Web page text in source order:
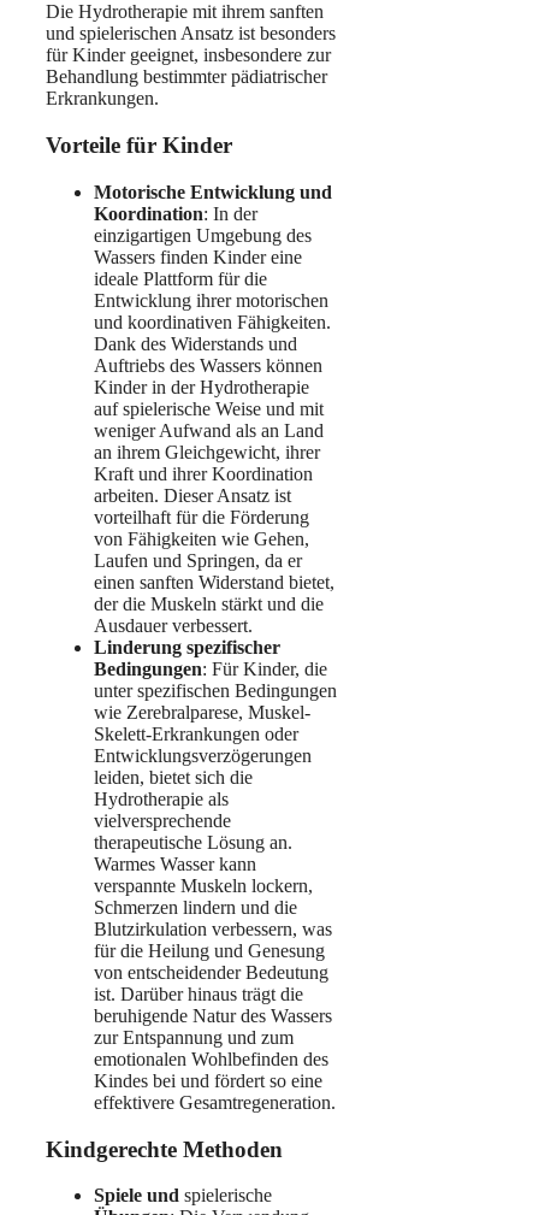
Die Hydrotherapie mit ihrem sanften
und spielerischen Ansatz ist besonders
für Kinder geeignet, insbesondere zur
Behandlung bestimmter pädiatrischer
Erkrankungen.
Vorteile für Kinder
Motorische Entwicklung und
Koordination: In der
einzigartigen Umgebung des
Wassers finden Kinder eine
ideale Plattform für die
Entwicklung ihrer motorischen
und koordinativen Fähigkeiten.
Dank des Widerstands und
Auftriebs des Wassers können
Kinder in der Hydrotherapie
auf spielerische Weise und mit
weniger Aufwand als an Land
an ihrem Gleichgewicht, ihrer
Kraft und ihrer Koordination
arbeiten. Dieser Ansatz ist
vorteilhaft für die Förderung
von Fähigkeiten wie Gehen,
Laufen und Springen, da er
einen sanften Widerstand bietet,
der die Muskeln stärkt und die
Ausdauer verbessert.
Linderung spezifischer
Bedingungen: Für Kinder, die
unter spezifischen Bedingungen
wie Zerebralparese, Muskel-
Skelett-Erkrankungen oder
Entwicklungsverzögerungen
leiden, bietet sich die
Hydrotherapie als
vielversprechende
therapeutische Lösung an.
Warmes Wasser kann
verspannte Muskeln lockern,
Schmerzen lindern und die
Blutzirkulation verbessern, was
für die Heilung und Genesung
von entscheidender Bedeutung
ist. Darüber hinaus trägt die
beruhigende Natur des Wassers
zur Entspannung und zum
emotionalen Wohlbefinden des
Kindes bei und fördert so eine
effektivere Gesamtregeneration.
Kindgerechte Methoden
Spiele und spielerische